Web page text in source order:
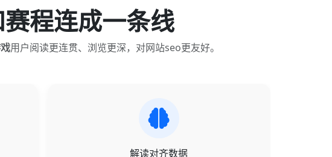
程连成一条线
用户阅读更连贯、浏览更深，对网站seo更友好。
解读对齐数据